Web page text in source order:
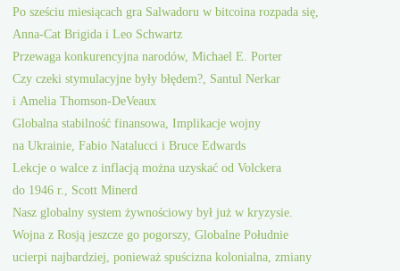
Po sześciu miesiącach gra Salwadoru w bitcoina rozpada się,
Anna-Cat Brigida i Leo Schwartz
Przewaga konkurencyjna narodów, Michael E. Porter
Czy czeki stymulacyjne były błędem?, Santul Nerkar
i Amelia Thomson-DeVeaux
Globalna stabilność finansowa, Implikacje wojny
na Ukrainie, Fabio Natalucci i Bruce Edwards
Lekcje o walce z inflacją można uzyskać od Volckera
do 1946 r., Scott Minerd
Nasz globalny system żywnościowy był już w kryzysie.
Wojna z Rosją jeszcze go pogorszy, Globalne Południe
ucierpi najbardziej, ponieważ spuścizna kolonialna, zmiany